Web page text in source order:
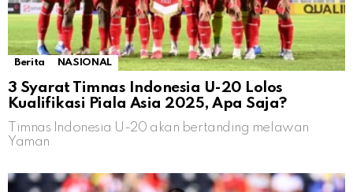
Berita NASIONAL
3 Syarat Timnas Indonesia U-20 Lolos
Kualifikasi Piala Asia 2025, Apa Saja?
Timnas Indonesia U-20 akan bertanding melawan
Yaman